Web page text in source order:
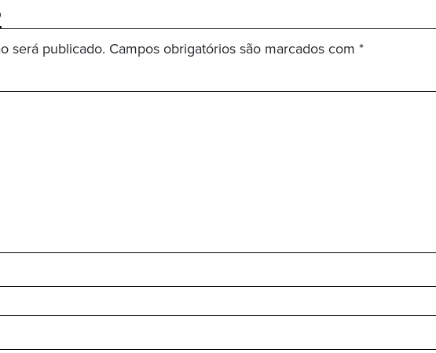
será publicado. Campos obrigatórios são marcados com *